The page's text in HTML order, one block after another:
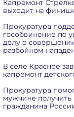
Капремонт
выходит на
Прокуратура
гособвинение по
делу о
разбойном
В селе Красное
капремонт
Прокуратура
мужчине получить
гражданина